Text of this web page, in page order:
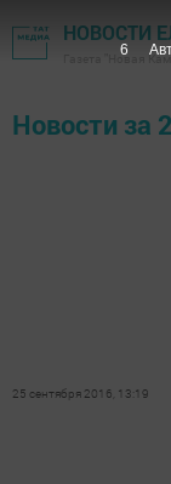
НОВОСТИ
Газета "Новая
Новости за
25 сентября 2016, 13:19
5